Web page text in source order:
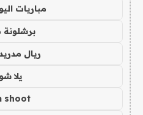
مباريات
برشلونة
ريال
يلا
shoot